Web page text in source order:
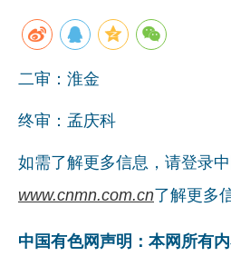
二审：淮金
终审：孟庆科
如需了解更多信息，请登录中
www.cnmn.com.cn了解更多
中国有色网声明：本网所有